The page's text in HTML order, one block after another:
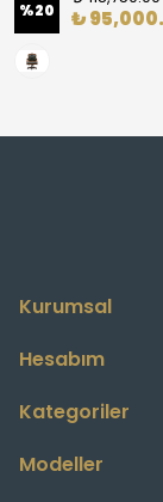
%20 ₺
Kurumsal
Hesabım
Kategoriler
Modeller